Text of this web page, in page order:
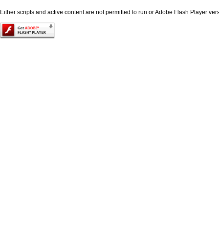
Either scripts and active content are not permitted to run or Adobe Flash Player